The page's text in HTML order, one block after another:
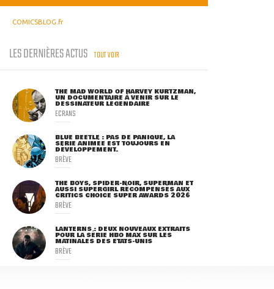
COMICSBLOG.fr
LES DERNIÈRES ACTUS TOUT VOIR
THE MAD WORLD OF HARVEY KURTZMAN,
UN DOCUMENTAIRE À VENIR SUR LE
DESSINATEUR LÉGENDAIRE
ECRANS
BLUE BEETLE : PAS DE PANIQUE, LA
SÉRIE ANIMÉE EST TOUJOURS EN
DÉVELOPPEMENT.
BRÈVE
THE BOYS, SPIDER-NOIR, SUPERMAN ET
AUSSI SUPERGIRL RÉCOMPENSÉS AUX
CRITICS CHOICE SUPER AWARDS 2026
BRÈVE
LANTERNS : DEUX NOUVEAUX EXTRAITS
POUR LA SÉRIE HBO MAX SUR LES
MATINALES DES ETATS-UNIS
BRÈVE